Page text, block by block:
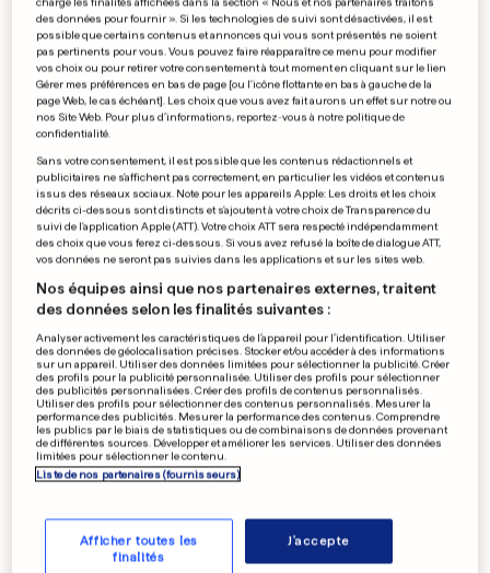
REMISE DE PRIX
Ralph Krips, un pilote devenu
chef d'entreprise
0 0
CHALEUR
Le mois d'octobre le plus
chaud jamais enregistré
0
MENACE DE GRÈVE DES SYNDICATS
«Le gouvernement doit
reculer sur ses mesures»
0 0
PUBLICITÉ
des données pour fournir ». Si les technologies de suivi sont désactivées, il est
possible que certains contenus et annonces qui vous sont présentés ne soient
pas pertinents pour vous. Vous pouvez faire réapparaître ce menu pour modifier
vos choix ou pour retirer votre consentement à tout moment en cliquant sur le lien
Gérer mes préférences en bas de page [ou l'icône flottante en bas à gauche de la
page Web, le cas échéant]. Les choix que vous avez fait aurons un effet sur notre ou
nos Site Web. Pour plus d’informations, reportez-vous à notre politique de
confidentialité.
Sans votre consentement, il est possible que les contenus rédactionnels et
publicitaires ne s'affichent pas correctement, en particulier les vidéos et contenus
issus des réseaux sociaux. Note pour les appareils Apple: Les droits et les choix
décrits ci-dessous sont distincts et s'ajoutent à votre choix de Transparence du
suivi de l'application Apple (ATT). Votre choix ATT sera respecté indépendamment
des choix que vous ferez ci-dessous. Si vous avez refusé la boîte de dialogue ATT,
vos données ne seront pas suivies dans les applications et sur les sites web.
Nos équipes ainsi que nos partenaires externes, traitent
des données selon les finalités suivantes :
Analyser activement les caractéristiques de l’appareil pour l’identification. Utiliser
des données de géolocalisation précises. Stocker et/ou accéder à des informations
sur un appareil. Utiliser des données limitées pour sélectionner la publicité. Créer
des profils pour la publicité personnalisée. Utiliser des profils pour sélectionner
des publicités personnalisées. Créer des profils de contenus personnalisés.
Utiliser des profils pour sélectionner des contenus personnalisés. Mesurer la
performance des publicités. Mesurer la performance des contenus. Comprendre
les publics par le biais de statistiques ou de combinaisons de données provenant
de différentes sources. Développer et améliorer les services. Utiliser des données
limitées pour sélectionner le contenu.
Liste de nos partenaires (fournisseurs)
Afficher toutes les
finalités
J'accepte